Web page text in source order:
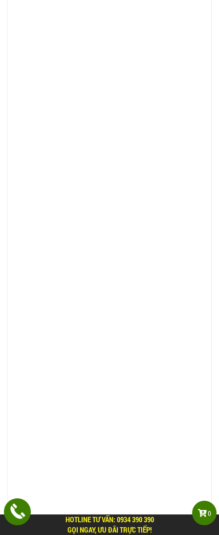
0
HOTLINE TƯ VẤN: 0934 390 390
GỌI NGAY, ƯU ĐÃI TRỰC TIẾP!